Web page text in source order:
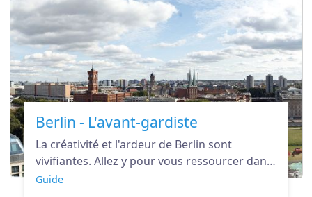
Berlin - L'avant-gardiste
La créativité et l'ardeur de Berlin sont
vivifiantes. Allez y pour vous ressourcer dans
une ambiance animée et enthousiaste.
Guide